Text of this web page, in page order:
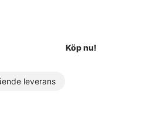
Köp nu!
leverans